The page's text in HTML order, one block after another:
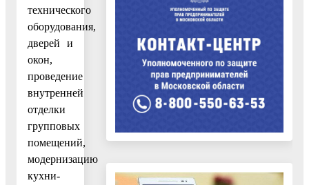
технического
оборудования,
дверей и
окон,
проведение
внутренней
отделки
групповых
помещений,
модернизацию
кухни-